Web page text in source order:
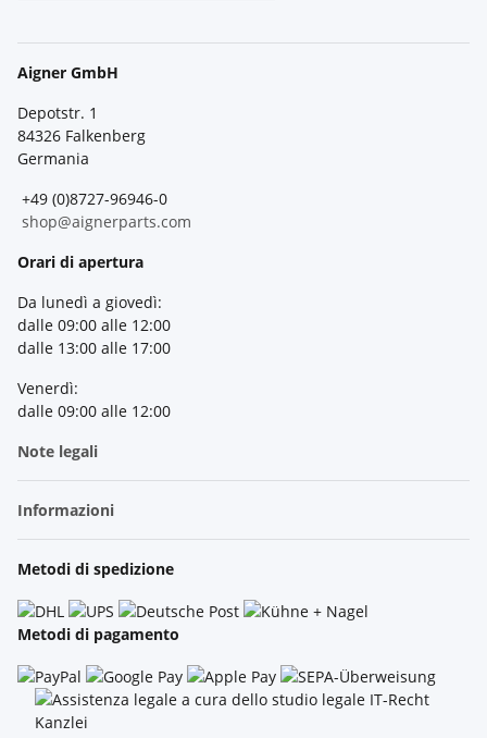
Aigner GmbH
Depotstr. 1
84326 Falkenberg
Germania
+49 (0)8727-96946-0
shop@aignerparts.com
Orari di apertura
Da lunedì a giovedì:
dalle 09:00 alle 12:00
dalle 13:00 alle 17:00
Venerdì:
dalle 09:00 alle 12:00
Note legali
Informazioni
Metodi di spedizione
Metodi di pagamento